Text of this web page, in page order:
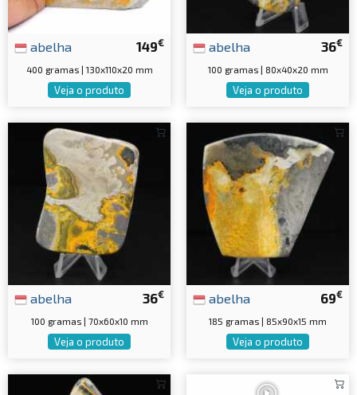
149€
abelha
400 gramas | 130x110x20 mm
Veja o produto
36€
abelha
100 gramas | 80x40x20 mm
Veja o produto
36€
abelha
100 gramas | 70x60x10 mm
Veja o produto
69€
abelha
185 gramas | 85x90x15 mm
Veja o produto